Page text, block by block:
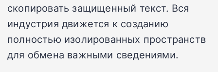
скопировать защищенный текст. Вся
индустрия движется к созданию
полностью изолированных пространств
для обмена важными сведениями.